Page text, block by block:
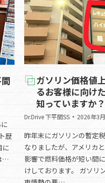
歴
に
…
ガソリン価格値
るお客様に向け
知っていますか？
Dr.Drive 下平間SS 2026年3
昨年末にガソリンの暫定
なりましたが、アメリカ
影響で燃料価格が短い間
けしております。 ガソリ